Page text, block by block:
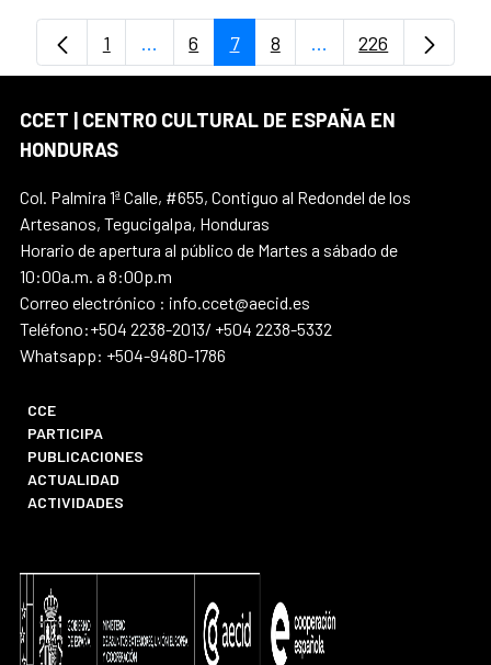
Página
1 ...Páginas intermedias Use TAB para
Página
6 Página
7 Página
8 ...PáginasPágina
226
CCET | CENTRO CULTURAL DE ESPAÑA EN
HONDURAS
Col. Palmira 1ª Calle, #655, Contiguo al Redondel de los
Artesanos, Tegucigalpa, Honduras
Horario de apertura al público de Martes a sábado de
10:00a.m. a 8:00p.m
Correo electrónico : info.ccet@aecid.es
Teléfono:+504 2238-2013/ +504 2238-5332
Whatsapp: +504-9480-1786
CCE
PARTICIPA
PUBLICACIONES
ACTUALIDAD
ACTIVIDADES